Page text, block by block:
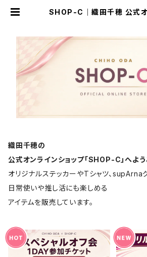
SHOP-C｜織田千穂 公式オ
織田千穂の
公式オンラインショップ「SHOP-C」へよう
オリジナルステッカーやTシャツ、supArnaグ
日常使いや推し活にも楽しめる
アイテムを販売しています。